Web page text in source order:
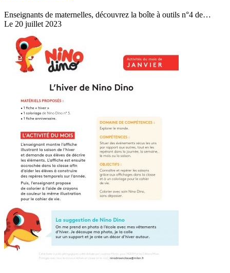
Enseignants de maternelles, découvrez la boîte à outils n°4 de…
Le 20 juillet 2023